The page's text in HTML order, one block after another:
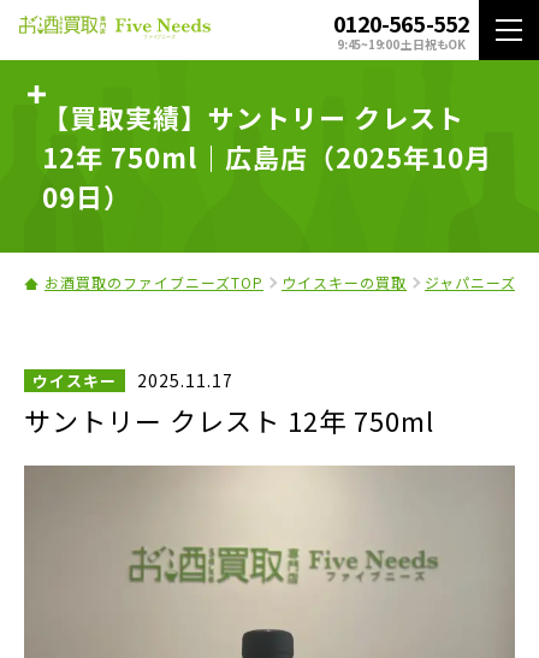
0120-565-552
9:45~19:00 土日祝もOK
【買取実績】サントリー クレスト
12年 750ml｜広島店（2025年10月
09日）
お酒買取のファイブニーズTOP ウイスキーの買取 ジャパニーズ
ウイスキー 2025.11.17
サントリー クレスト 12年 750ml